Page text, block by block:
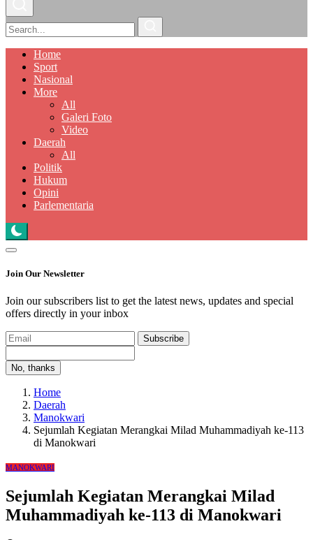
Home
Sport
Nasional
More
All
Galeri Foto
Video
Daerah
All
Politik
Hukum
Opini
Parlementaria
Join Our Newsletter
Join our subscribers list to get the latest news, updates and special
offers directly in your inbox
Subscribe
No, thanks
Home
Daerah
Manokwari
Sejumlah Kegiatan Merangkai Milad Muhammadiyah ke-113
di Manokwari
MANOKWARI
Sejumlah Kegiatan Merangkai Milad
Muhammadiyah ke-113 di Manokwari